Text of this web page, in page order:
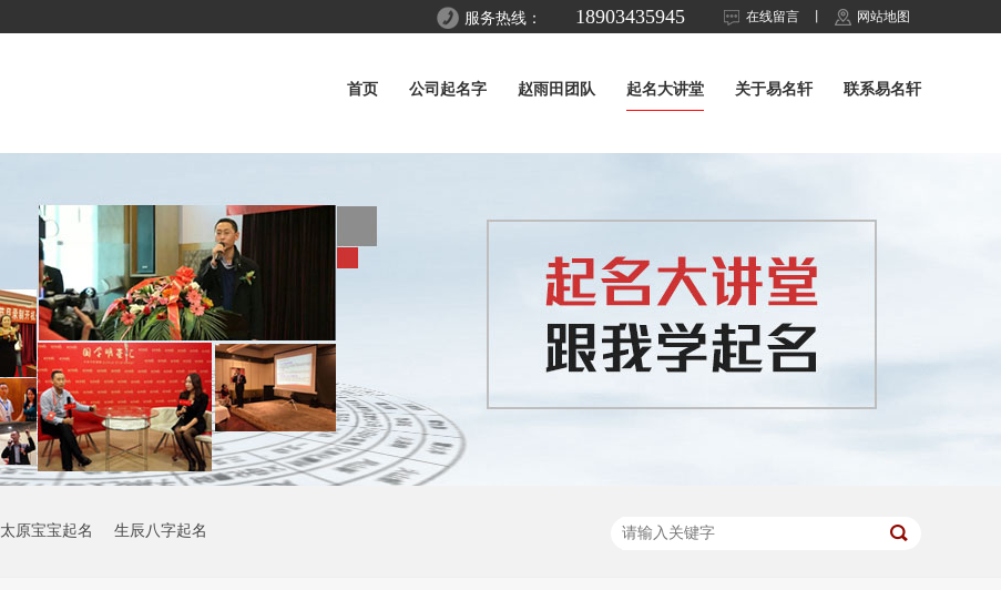
在线留言 网站地图
服务热线： 18903435945
首页 公司起名字 赵雨田团队 起名大讲堂 关于易名轩 联系易名轩
太原宝宝起名 生辰八字起名